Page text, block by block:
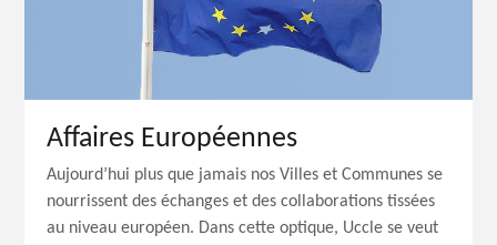
Affaires Européennes
Aujourd’hui plus que jamais nos Villes et Communes se
nourrissent des échanges et des collaborations tissées
au niveau européen. Dans cette optique, Uccle se veut